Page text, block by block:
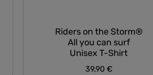
Riders on the Storm®
All you can surf
Unisex T-Shirt
Regulärer Preis:
39,90 €